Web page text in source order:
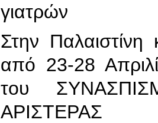
γιατρών
Στην Παλαιστίνη
από 23-28
του
ΑΡΙΣΤΕΡΑΣ